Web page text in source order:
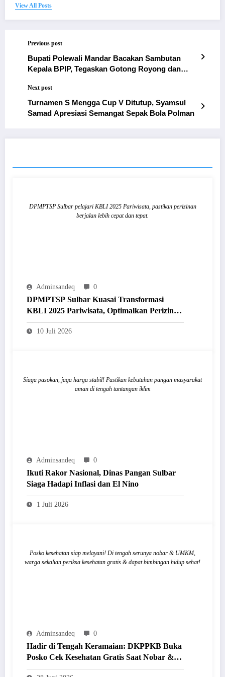
View All Posts
Previous post
Bupati Polewali Mandar Bacakan Sambutan
Kepala BPIP, Tegaskan Gotong Royong dan
Next post
Turnamen S Mengga Cup V Ditutup, Syamsul
Samad Apresiasi Semangat Sepak Bola Polman
DPMPTSP Sulbar pelajari KBLI 2025 Pariwisata, pastikan perizinan
berjalan lebih cepat dan tepat.
Adminsandeq 0
DPMPTSP Sulbar Kuasai Transformasi
KBLI 2025 Pariwisata, Optimalkan Perizinan
Lewat Sistem OSS
10 Juli 2026
Siaga pasokan, jaga harga stabil! Pastikan kebutuhan pangan masyarakat
aman di tengah tantangan iklim
Adminsandeq 0
Ikuti Rakor Nasional, Dinas Pangan Sulbar
Siaga Hadapi Inflasi dan El Nino
1 Juli 2026
Posko kesehatan siap melayani! Di tengah serunya nobar & UMKM,
warga sekalian periksa kesehatan gratis & dapat bimbingan hidup sehat!
Adminsandeq 0
Hadir di Tengah Keramaian: DKPPKB Buka
Posko Cek Kesehatan Gratis Saat Nobar &
Festival UMKM